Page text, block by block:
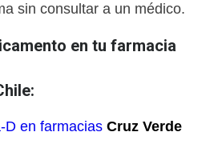
sin consultar a un médico.
en tu farmacia
D en farmaciasCruz Verde